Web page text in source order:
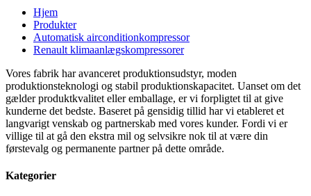
Hjem
Produkter
Automatisk airconditionkompressor
Renault klimaanlægskompressorer
Vores fabrik har avanceret produktionsudstyr, moden
produktionsteknologi og stabil produktionskapacitet. Uanset om det
gælder produktkvalitet eller emballage, er vi forpligtet til at give
kunderne det bedste. Baseret på gensidig tillid har vi etableret et
langvarigt venskab og partnerskab med vores kunder. Fordi vi er
villige til at gå den ekstra mil og selvsikre nok til at være din
førstevalg og permanente partner på dette område.
Kategorier